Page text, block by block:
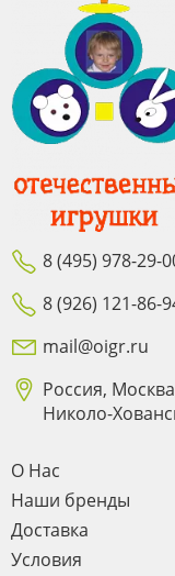
8 (495) 978-29-
8 (926) 121-86-
mail@oigr.ru
Россия,
Николо-
О Нас
Наши бренды
Доставка
Условия